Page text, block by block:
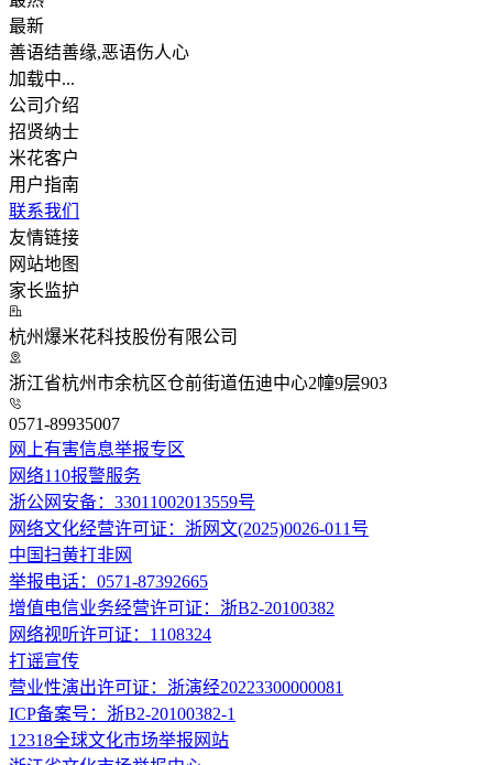
最新
善语结善缘,恶语伤人心
加载中...
公司介绍
招贤纳士
米花客户
用户指南
联系我们
友情链接
网站地图
家长监护
杭州爆米花科技股份有限公司
浙江省杭州市余杭区仓前街道伍迪中心2幢9层903
0571-89935007
网上有害信息举报专区
网络110报警服务
浙公网安备：33011002013559号
网络文化经营许可证：浙网文(2025)0026-011号
中国扫黄打非网
举报电话：0571-87392665
增值电信业务经营许可证：浙B2-20100382
网络视听许可证：1108324
打谣宣传
营业性演出许可证：浙演经20223300000081
ICP备案号：浙B2-20100382-1
12318全球文化市场举报网站